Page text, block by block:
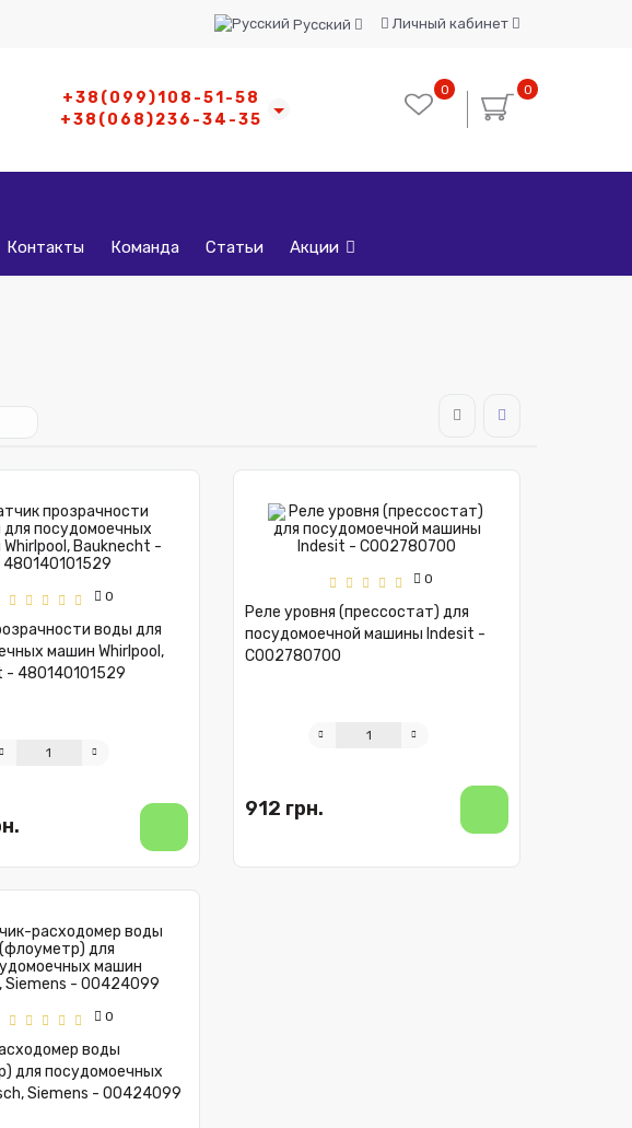
Личный кабинет
Русский
+38(099)108-51-58
+38(068)236-34-35
0
0
Контакты Команда Статьи Акции
0
воды для
машин Whirlpool,
- 480140101529
0
Реле уровня (прессостат) для
посудомоечной машины Indesit -
C002780700
912 грн.
0
воды
для посудомоечных
Siemens - 00424099